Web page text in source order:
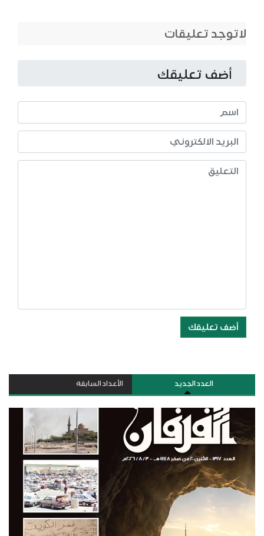
لاتوجد تعليقات
أضف تعليقك
أضف تعليقك
العدد الجديد الأعداد السابقة